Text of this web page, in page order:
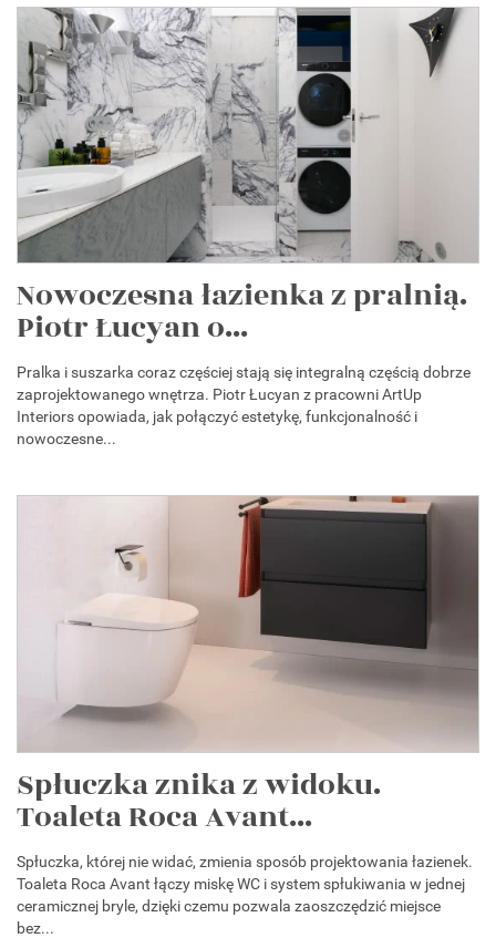
Nowoczesna łazienka z pralnią.
Piotr Łucyan o...
Pralka i suszarka coraz częściej stają się integralną częścią dobrze
zaprojektowanego wnętrza. Piotr Łucyan z pracowni ArtUp
Interiors opowiada, jak połączyć estetykę, funkcjonalność i
nowoczesne...
Spłuczka znika z widoku.
Toaleta Roca Avant...
Spłuczka, której nie widać, zmienia sposób projektowania łazienek.
Toaleta Roca Avant łączy miskę WC i system spłukiwania w jednej
ceramicznej bryle, dzięki czemu pozwala zaoszczędzić miejsce
bez...